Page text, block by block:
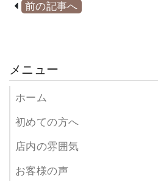
前の記事へ
メニュー
ホーム
初めての方へ
店内の雰囲気
お客様の声